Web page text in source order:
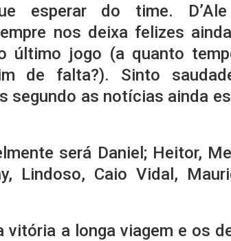
esperar do time.
nos deixa felizes
último jogo (a quanto
de falta?). Sinto
segundo as notícias ainda
será Daniel; Heitor,
Lindoso, Caio Vidal,
vitória a longa viagem e os